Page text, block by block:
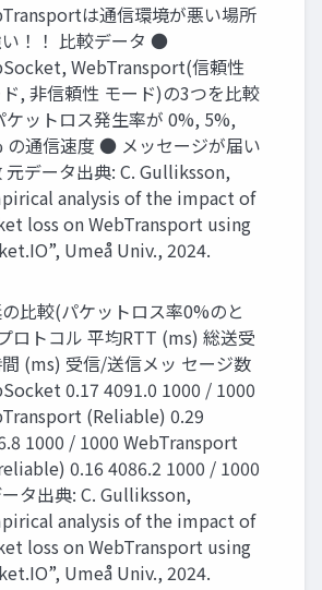
は通信環境が悪い場所
い！！ 比較データ ●
WebTransport(信頼性
, 非信頼性 モード)の3つを比較
ットロス発生率が 0%, 5%,
の通信速度 ● メッセージが届い
元データ出典: C. Gulliksson,
analysis of the impact of
loss on WebTransport using
Umeå Univ., 2024.
比較(パケットロス率0%のと
ロトコル 平均RTT (ms) 総送受
(ms) 受信/送信メッ セージ数
0.17 4091.0 1000 / 1000
(Reliable) 0.29
1000 / 1000 WebTransport
0.16 4086.2 1000 / 1000
タ出典: C. Gulliksson,
analysis of the impact of
loss on WebTransport using
Umeå Univ., 2024.